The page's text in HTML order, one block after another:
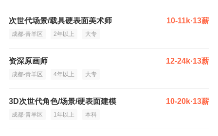
次世代场景/载具硬表面美术师 10-11k·13薪
成都-青羊区 2年以上 大专
资深原画师 12-24k·13薪
成都-青羊区 4年以上 大专
3D次世代角色/场景/硬表面建模 10-20k·13薪
成都-青羊区 1年以上 本科